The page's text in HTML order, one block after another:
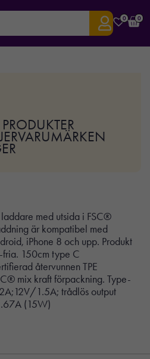
0 0
VARUMÄRKEN
laddare i
med utsida i FSC®
är kompatibel med
iPhone 8 och upp. Produkt
fria. 150cm type C
återvunnen TPE
mix kraft förpackning. Type-
1.5A; trådlös output
(15W)